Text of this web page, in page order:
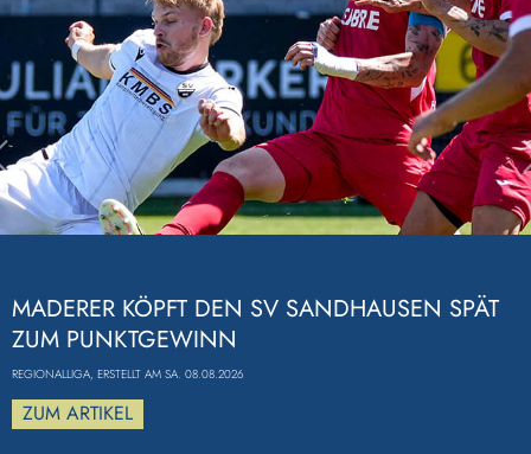
MADERER KÖPFT DEN SV SANDHAUSEN SPÄT
ZUM PUNKTGEWINN
REGIONALLIGA, ERSTELLT AM SA. 08.08.2026
ZUM ARTIKEL